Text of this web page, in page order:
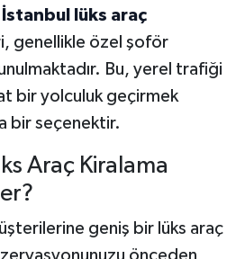
İstanbul lüks araç
genellikle özel şoför
Bu, yerel trafiği
bir yolculuk geçirmek
bir seçenektir.
Araç Kiralama
geniş bir lüks araç